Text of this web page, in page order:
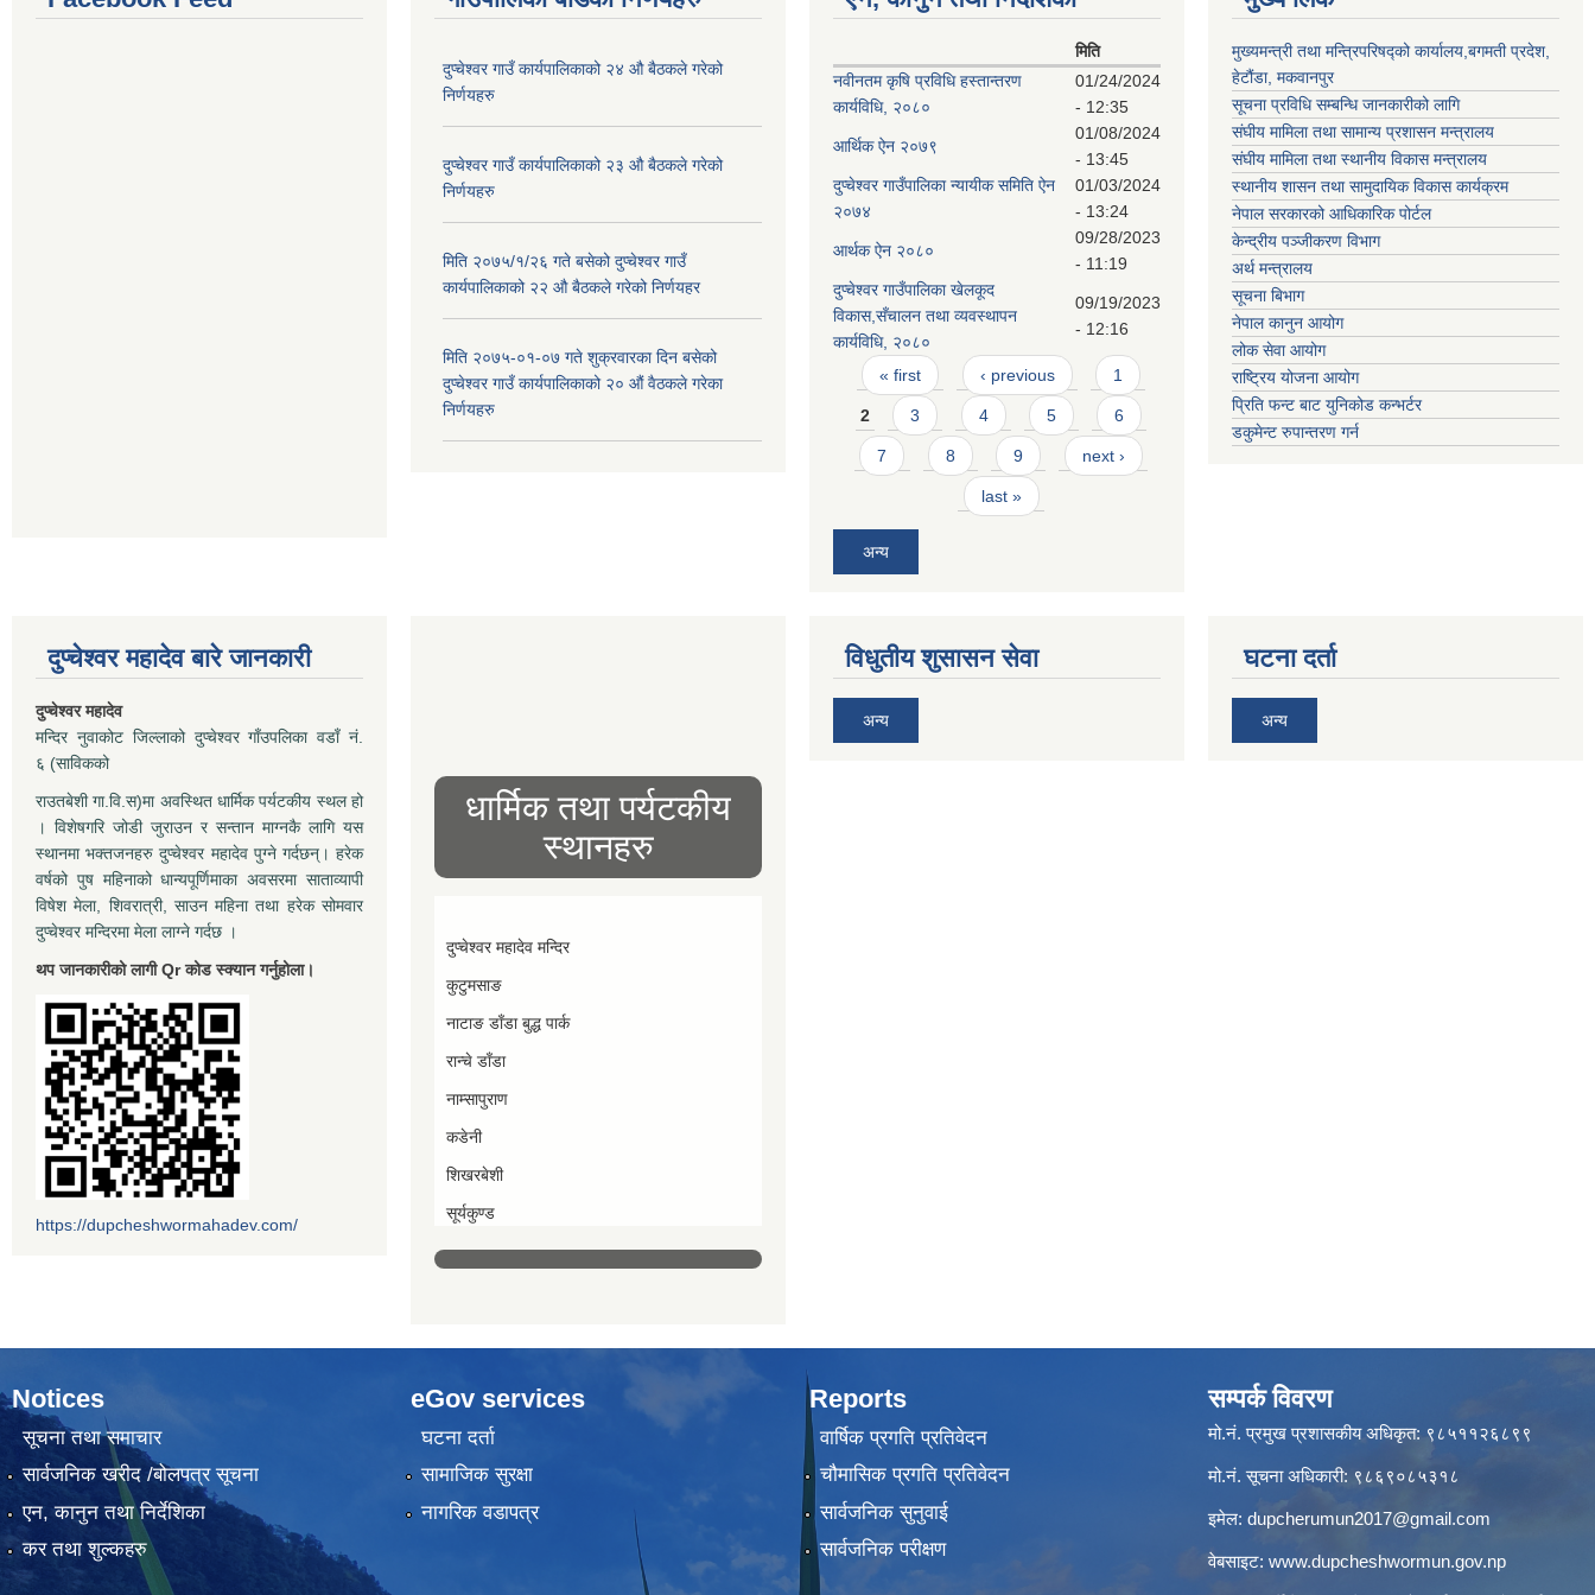
दुप्चेश्वर गाउँ कार्यपालिकाको २४ औ बैठकले गरेको
निर्णयहरु
दुप्चेश्वर गाउँ कार्यपालिकाको २३ औ बैठकले गरेको
निर्णयहरु
मिति २०७५/१/२६ गते बसेको दुप्चेश्वर गाउँ
कार्यपालिकाको २२ औ बैठकले गरेको निर्णयहर
मिति २०७५-०१-०७ गते शुक्रवारका दिन बसेको
दुप्चेश्वर गाउँ कार्यपालिकाको २० औं वैठकले गरेका
निर्णयहरु
मिति
नवीनतम कृषि प्रविधि हस्तान्तरण
कार्यविधि, २०८०
01/24/2024
- 12:35
आर्थिक ऐन २०७९
01/08/2024
- 13:45
दुप्चेश्वर गाउँपालिका न्यायीक समिति ऐन
२०७४
01/03/2024
- 13:24
आर्थक ऐन २०८०
09/28/2023
- 11:19
दुप्चेश्वर गाउँपालिका खेलकूद
विकास,सँचालन तथा व्यवस्थापन
कार्यविधि, २०८०
09/19/2023
- 12:16
Pages
« first ‹ previous 1
2 3 4 5 6
7 8 9 next ›
last »
अन्य
मुख्यमन्त्री तथा मन्त्रिपरिषद्को कार्यालय,बगमती प्रदेश,
हेटौंडा, मकवानपुर
सूचना प्रविधि सम्बन्धि जानकारीको लागि
संघीय मामिला तथा सामान्य प्रशासन मन्त्रालय
संघीय मामिला तथा स्थानीय विकास मन्त्रालय
स्थानीय शासन तथा सामुदायिक विकास कार्यक्रम
नेपाल सरकारको आधिकारिक पोर्टल
केन्द्रीय पञ्जीकरण विभाग
अर्थ मन्त्रालय
सूचना बिभाग
नेपाल कानुन आयोग
लोक सेवा आयोग
राष्ट्रिय योजना आयोग
प्रिति फन्ट बाट युनिकोड कन्भर्टर
डकुमेन्ट रुपान्तरण गर्न
दुप्चेश्वर महादेव बारे जानकारी
दुप्चेश्वर महादेव
मन्दिर नुवाकोट जिल्लाको दुप्चेश्वर गाँउपलिका वडाँ नं.
६ (साविकको
राउतबेशी गा.वि.स)मा अवस्थित धार्मिक पर्यटकीय स्थल हो
। विशेषगरि जोडी जुराउन र सन्तान माग्नकै लागि यस
स्थानमा भक्तजनहरु दुप्चेश्वर महादेव पुग्ने गर्दछन्। हरेक
वर्षको पुष महिनाको धान्यपूर्णिमाका अवसरमा साताव्यापी
विषेश मेला, शिवरात्री, साउन महिना तथा हरेक सोमवार
दुप्चेश्वर मन्दिरमा मेला लाग्ने गर्दछ ।
थप जानकारीको लागी Qr कोड स्क्यान गर्नुहोला।
https://dupcheshwormahadev.com/
धार्मिक तथा पर्यटकीय
स्थानहरु
दुप्चेश्वर महादेव मन्दिर
कुटुमसाङ
नाटाङ डाँडा बुद्ध पार्क
रान्चे डाँडा
नाम्सापुराण
कडेनी
शिखरबेशी
सूर्यकुण्ड
विधुतीय शुसासन सेवा
अन्य
घटना दर्ता
अन्य
Notices
सूचना तथा समाचार
सार्वजनिक खरीद /बोलपत्र सूचना
एन, कानुन तथा निर्देशिका
कर तथा शुल्कहरु
eGov services
घटना दर्ता
सामाजिक सुरक्षा
नागरिक वडापत्र
Reports
वार्षिक प्रगति प्रतिवेदन
चौमासिक प्रगति प्रतिवेदन
सार्वजनिक सुनुवाई
सार्वजनिक परीक्षण
सम्पर्क विवरण
मो.नं. प्रमुख प्रशासकीय अधिकृत: ९८५११२६८९९
मो.नं. सूचना अधिकारी: ९८६९०८५३१८
इमेल: dupcherumun2017@gmail.com
वेबसाइट: www.dupcheshwormun.gov.np